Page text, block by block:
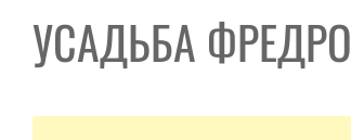
УСАДЬБА ФРЕДРО